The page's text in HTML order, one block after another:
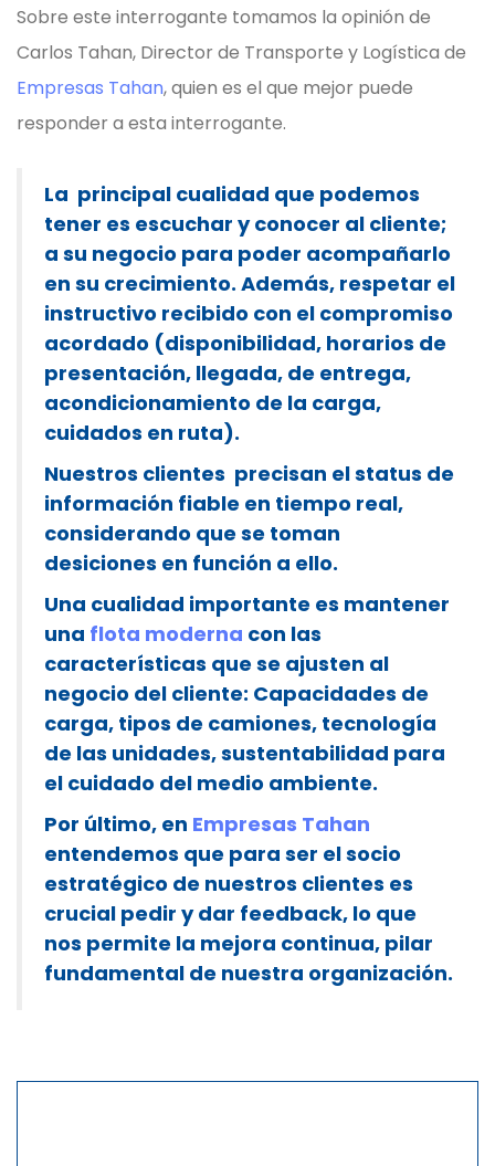
Sobre este interrogante tomamos la opinión de
Carlos Tahan, Director de Transporte y Logística de
Empresas Tahan, quien es el que mejor puede
responder a esta interrogante.
La principal cualidad que podemos
tener es escuchar yconocer al cliente;
a su negocio para poder acompañarlo
en su crecimiento. Además, respetar el
instructivo recibido con el compromiso
acordado (disponibilidad, horarios de
presentación, llegada, de entrega,
acondicionamiento de la carga,
cuidados en ruta).
Nuestros clientes precisan el status de
información fiable en tiempo real,
considerando que se toman
desiciones en función a ello.
Una cualidad importante es mantener
una flota moderna con las
características que se ajusten al
negocio del cliente: Capacidades de
carga, tipos de camiones, tecnología
de las unidades, sustentabilidad para
el cuidado del medio ambiente.
Por último, en Empresas Tahan
entendemos que para ser el socio
estratégico de nuestros clientes es
crucial pedir y dar feedback, lo que
nos permite la mejora continua, pilar
fundamental de nuestra organización.